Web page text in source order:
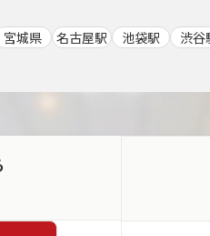
宮城県 名古屋駅 池袋駅 渋谷